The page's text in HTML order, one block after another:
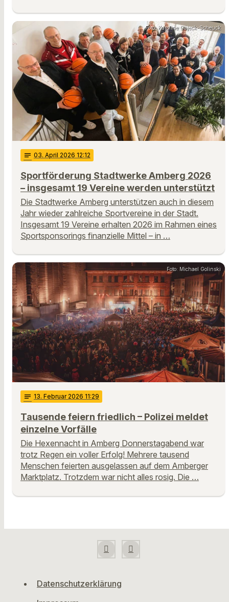
Foto: Karoline Gajeck-Scheuck
notes 03. April 2026 12:12
Sportförderung Stadtwerke Amberg 2026
– insgesamt 19 Vereine werden unterstützt
Die Stadtwerke Amberg unterstützen auch in diesem
Jahr wieder zahlreiche Sportvereine in der Stadt.
Insgesamt 19 Vereine erhalten 2026 im Rahmen eines
Sportsponsorings finanzielle Mittel – in …
Foto: Michael Golinski
notes 13. Februar 2026 11:29
Tausende feiern friedlich – Polizei meldet
einzelne Vorfälle
Die Hexennacht in Amberg Donnerstagabend war
trotz Regen ein voller Erfolg! Mehrere tausend
Menschen feierten ausgelassen auf dem Amberger
Marktplatz. Trotzdem war nicht alles rosig. Die …
Datenschutzerklärung